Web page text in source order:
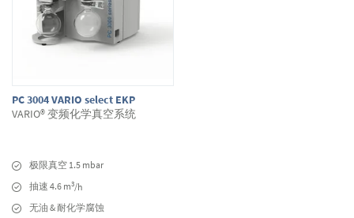
PC 3004 VARIO select EKP
VARIO® 变频化学真空系统
极限真空 1.5 mbar
抽速 4.6 m3/h
无油 & 耐化学腐蚀